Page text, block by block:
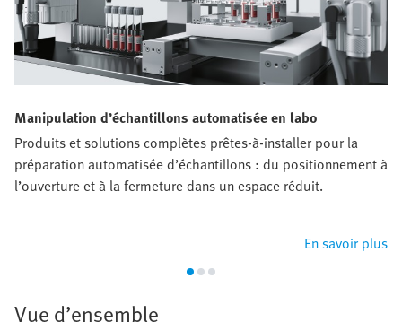
Manipulation d’échantillons automatisée en labo
Produits et solutions complètes prêtes-à-installer pour la
préparation automatisée d’échantillons : du positionnement à
l’ouverture et à la fermeture dans un espace réduit.
En savoir plus
Vue d’ensemble